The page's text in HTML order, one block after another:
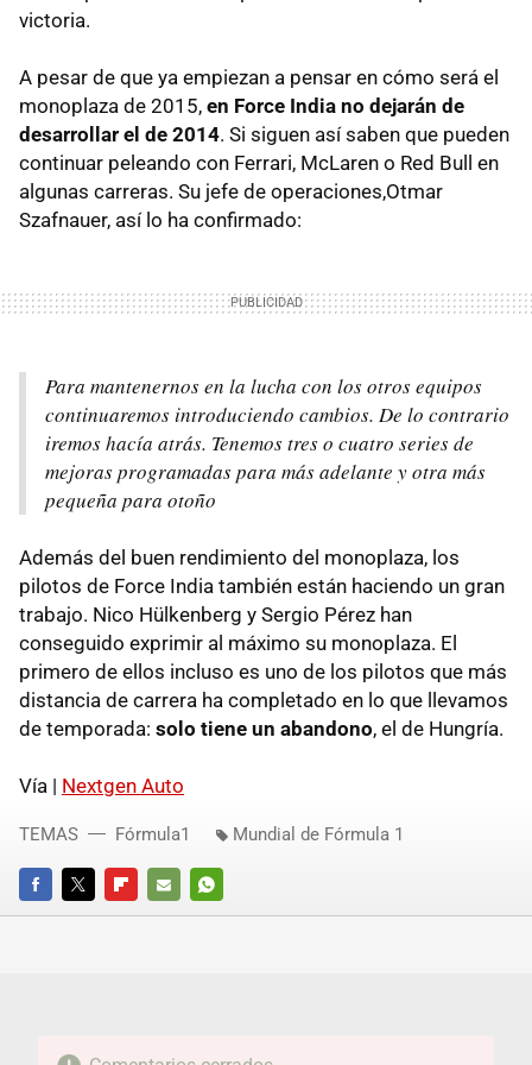
victoria.
A pesar de que ya empiezan a pensar en cómo será el
monoplaza de 2015, en Force India no dejarán de
desarrollar el de 2014. Si siguen así saben que pueden
continuar peleando con Ferrari, McLaren o Red Bull en
algunas carreras. Su jefe de operaciones,Otmar
Szafnauer, así lo ha confirmado:
Para mantenernos en la lucha con los otros equipos
continuaremos introduciendo cambios. De lo contrario
iremos hacía atrás. Tenemos tres o cuatro series de
mejoras programadas para más adelante y otra más
pequeña para otoño
Además del buen rendimiento del monoplaza, los
pilotos de Force India también están haciendo un gran
trabajo. Nico Hülkenberg y Sergio Pérez han
conseguido exprimir al máximo su monoplaza. El
primero de ellos incluso es uno de los pilotos que más
distancia de carrera ha completado en lo que llevamos
de temporada: solo tiene un abandono, el de Hungría.
Vía | Nextgen Auto
FACEBOOKTWITTERFLIPBOARD
E-
WHATSAPP
TEMAS Fórmula1 Mundial de Fórmula 1